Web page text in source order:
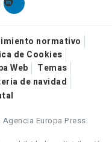
normativo
de Cookies
Web
Temas
de navidad
Europa Press.